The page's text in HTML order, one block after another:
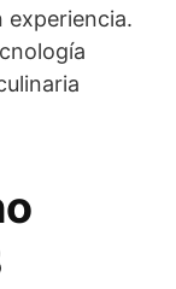
experiencia.